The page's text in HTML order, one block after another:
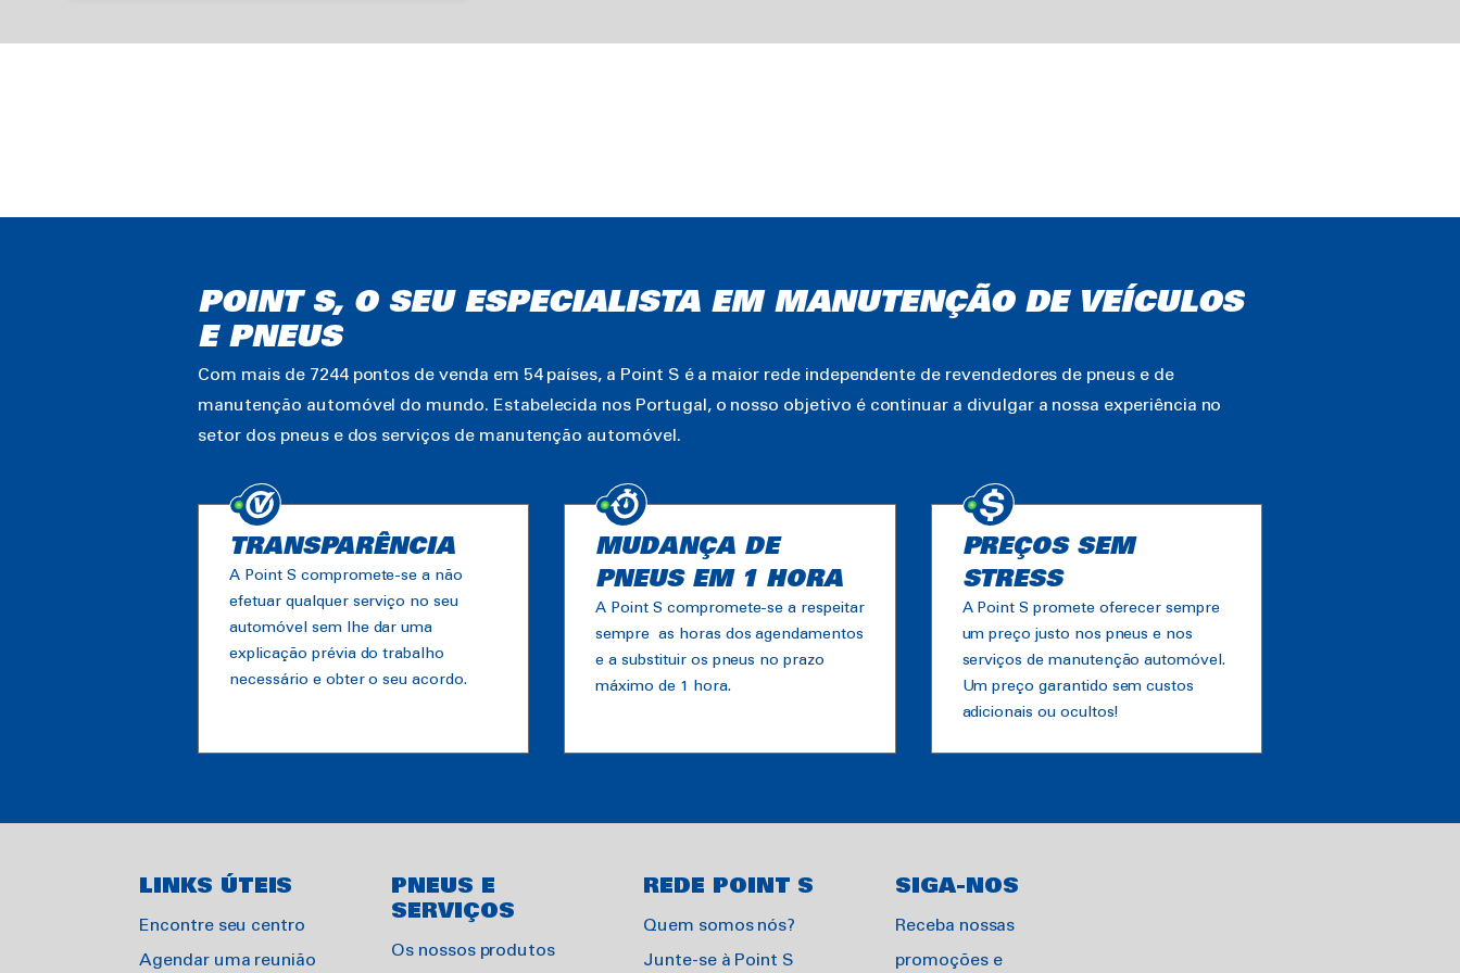
POINT S, O SEU ESPECIALISTA EM MANUTENÇÃO DE VEÍCULOS
E PNEUS
Com mais de 7244 pontos de venda em 54 países, a Point S é a maior rede independente de revendedores de pneus e de
manutenção automóvel do mundo. Estabelecida nos Portugal, o nosso objetivo é continuar a divulgar a nossa experiência no
setor dos pneus e dos serviços de manutenção automóvel.
TRANSPARÊNCIA
A Point S compromete-se a não
efetuar qualquer serviço no seu
automóvel sem lhe dar uma
explicação prévia do trabalho
necessário e obter o seu acordo.
MUDANÇA DE
PNEUS EM 1 HORA
A Point S compromete-se a respeitar
sempre as horas dos agendamentos
e a substituir os pneus no prazo
máximo de 1 hora.
PREÇOS SEM
STRESS
A Point S promete oferecer sempre
um preço justo nos pneus e nos
serviços de manutenção automóvel.
Um preço garantido sem custos
adicionais ou ocultos!
LINKS ÚTEIS
Encontre seu centro
Agendar uma reunião
PNEUS E
SERVIÇOS
Os nossos produtos
REDE POINT S
Quem somos nós?
Junte-se à Point S
SIGA-NOS
Receba nossas
promoções e